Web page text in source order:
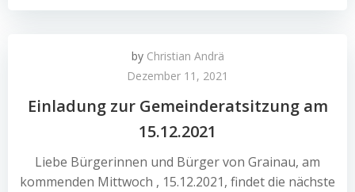
by Christian Andrä
Dezember 11, 2021
Einladung zur Gemeinderatsitzung am
15.12.2021
Liebe Bürgerinnen und Bürger von Grainau, am
kommenden Mittwoch , 15.12.2021, findet die nächste